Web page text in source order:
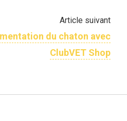
Article suivant
du chaton avec
ClubVET Shop